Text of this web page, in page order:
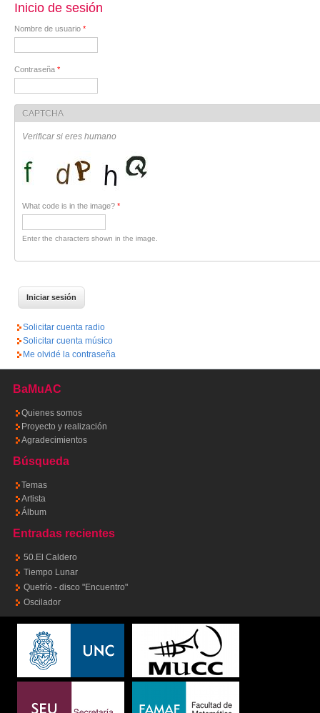
Inicio de sesión
Nombre de usuario *
Contraseña *
CAPTCHA
Verificar si eres humano
What code is in the image? *
Enter the characters shown in the image.
Solicitar cuenta radio
Solicitar cuenta músico
Me olvidé la contraseña
BaMuAC
Quienes somos
Proyecto y realización
Agradecimientos
Búsqueda
Temas
Artista
Álbum
Entradas recientes
50.El Caldero
Tiempo Lunar
Quetrío - disco "Encuentro"
Oscilador